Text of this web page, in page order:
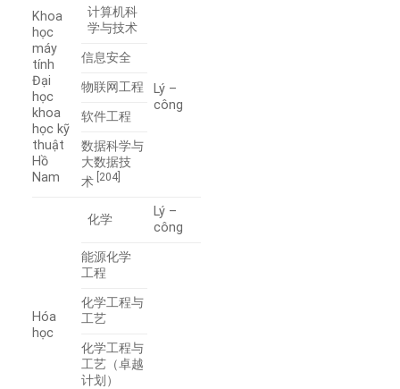
Khoa
học
máy
tính
Đại
học
khoa
học kỹ
thuật
Hồ
Nam
计算机科
学与技术
Lý –
công
信息安全
物联网工程
软件工程
数据科学与
大数据技
术[204]
Hóa
học
化学
Lý –
công
能源化学
工程
化学工程与
工艺
化学工程与
工艺（卓越
计划）